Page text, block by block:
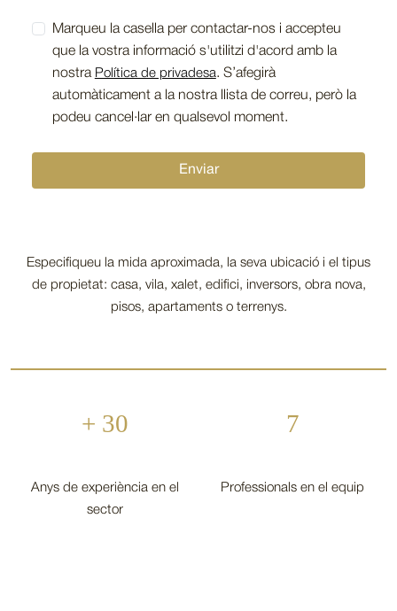
Marqueu la casella per contactar-nos i accepteu
que la vostra informació s'utilitzi d'acord amb la
nostra Política de privadesa. S’afegirà
automàticament a la nostra llista de correu, però la
podeu cancel·lar en qualsevol moment.
Enviar
Especifiqueu la mida aproximada, la seva ubicació i el tipus
de propietat: casa, vila, xalet, edifici, inversors, obra nova,
pisos, apartaments o terrenys.
+ 30
Anys de experiència en el
sector
7
Professionals en el equip